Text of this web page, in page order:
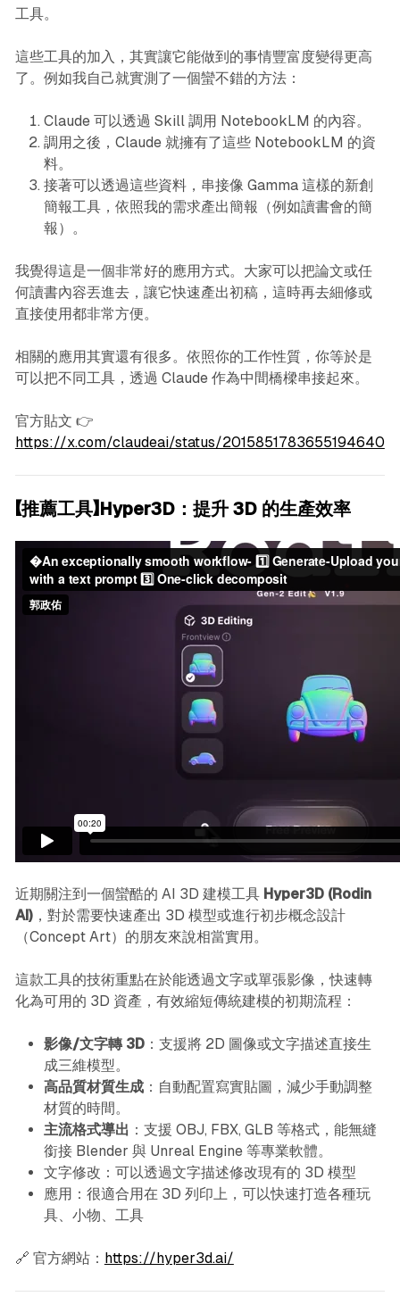
工具。
這些工具的加入，其實讓它能做到的事情豐富度變得更高
了。例如我自己就實測了一個蠻不錯的方法：
Claude 可以透過 Skill 調用 NotebookLM 的內容。
調用之後，Claude 就擁有了這些 NotebookLM 的資
料。
接著可以透過這些資料，串接像 Gamma 這樣的新創
簡報工具，依照我的需求產出簡報（例如讀書會的簡
報）。
我覺得這是一個非常好的應用方式。大家可以把論文或任
何讀書內容丟進去，讓它快速產出初稿，這時再去細修或
直接使用都非常方便。
相關的應用其實還有很多。依照你的工作性質，你等於是
可以把不同工具，透過 Claude 作為中間橋樑串接起來。
官方貼文 👉
https://x.com/claudeai/status/2015851783655194640
【推薦工具】Hyper3D：提升 3D 的生產效率
近期關注到一個蠻酷的 AI 3D 建模工具 Hyper3D (Rodin
AI)，對於需要快速產出 3D 模型或進行初步概念設計
（Concept Art）的朋友來說相當實用。
這款工具的技術重點在於能透過文字或單張影像，快速轉
化為可用的 3D 資產，有效縮短傳統建模的初期流程：
影像/文字轉 3D：支援將 2D 圖像或文字描述直接生
成三維模型。
高品質材質生成：自動配置寫實貼圖，減少手動調整
材質的時間。
主流格式導出 ：支援 OBJ, FBX, GLB 等格式，能無縫
銜接 Blender 與 Unreal Engine 等專業軟體。
文字修改：可以透過文字描述修改現有的 3D 模型
應用：很適合用在 3D 列印上，可以快速打造各種玩
具、小物、工具
🔗 官方網站： https://hyper3d.ai/